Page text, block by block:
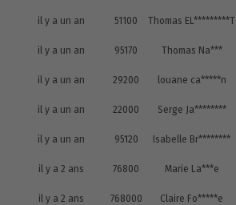
il y a un an 51100 Thomas EL*********T
il y a un an 95170 Thomas Na***
il y a un an 29200 louane ca*****n
il y a un an 22000 Serge Ja********
il y a un an 95120 Isabelle Br********
il y a 2 ans 76800 Marie La***e
il y a 2 ans 768000 Claire Fo*****e